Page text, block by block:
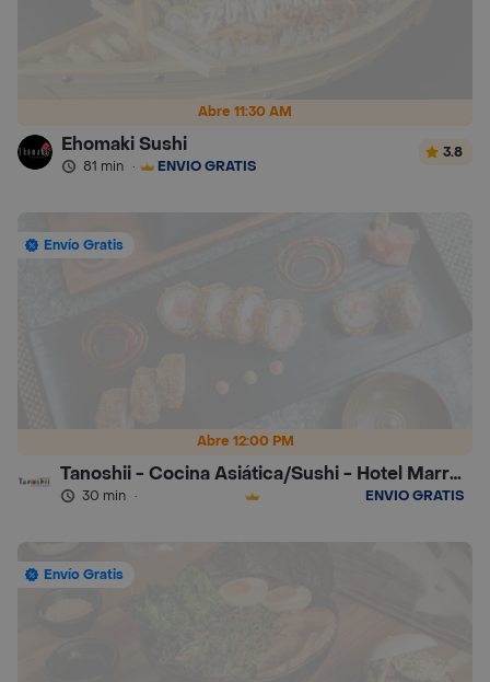
Abre 11:30 AM
Ehomaki Sushi
81 min · ENVÍO GRATIS
3.8
Abre 12:00 PM
Envío Gratis
Tanoshii - Cocina Asiática/Sushi - Hotel Marriot
30 min · ENVÍO GRATIS
Envío Gratis